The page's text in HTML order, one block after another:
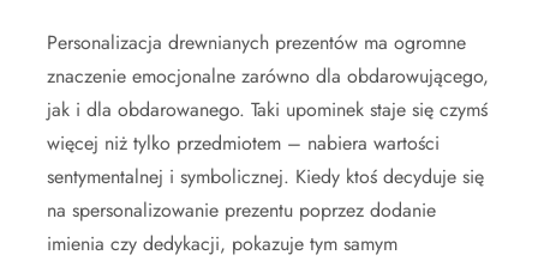
Personalizacja drewnianych prezentów ma ogromne
znaczenie emocjonalne zarówno dla obdarowującego,
jak i dla obdarowanego. Taki upominek staje się czymś
więcej niż tylko przedmiotem – nabiera wartości
sentymentalnej i symbolicznej. Kiedy ktoś decyduje się
na spersonalizowanie prezentu poprzez dodanie
imienia czy dedykacji, pokazuje tym samym